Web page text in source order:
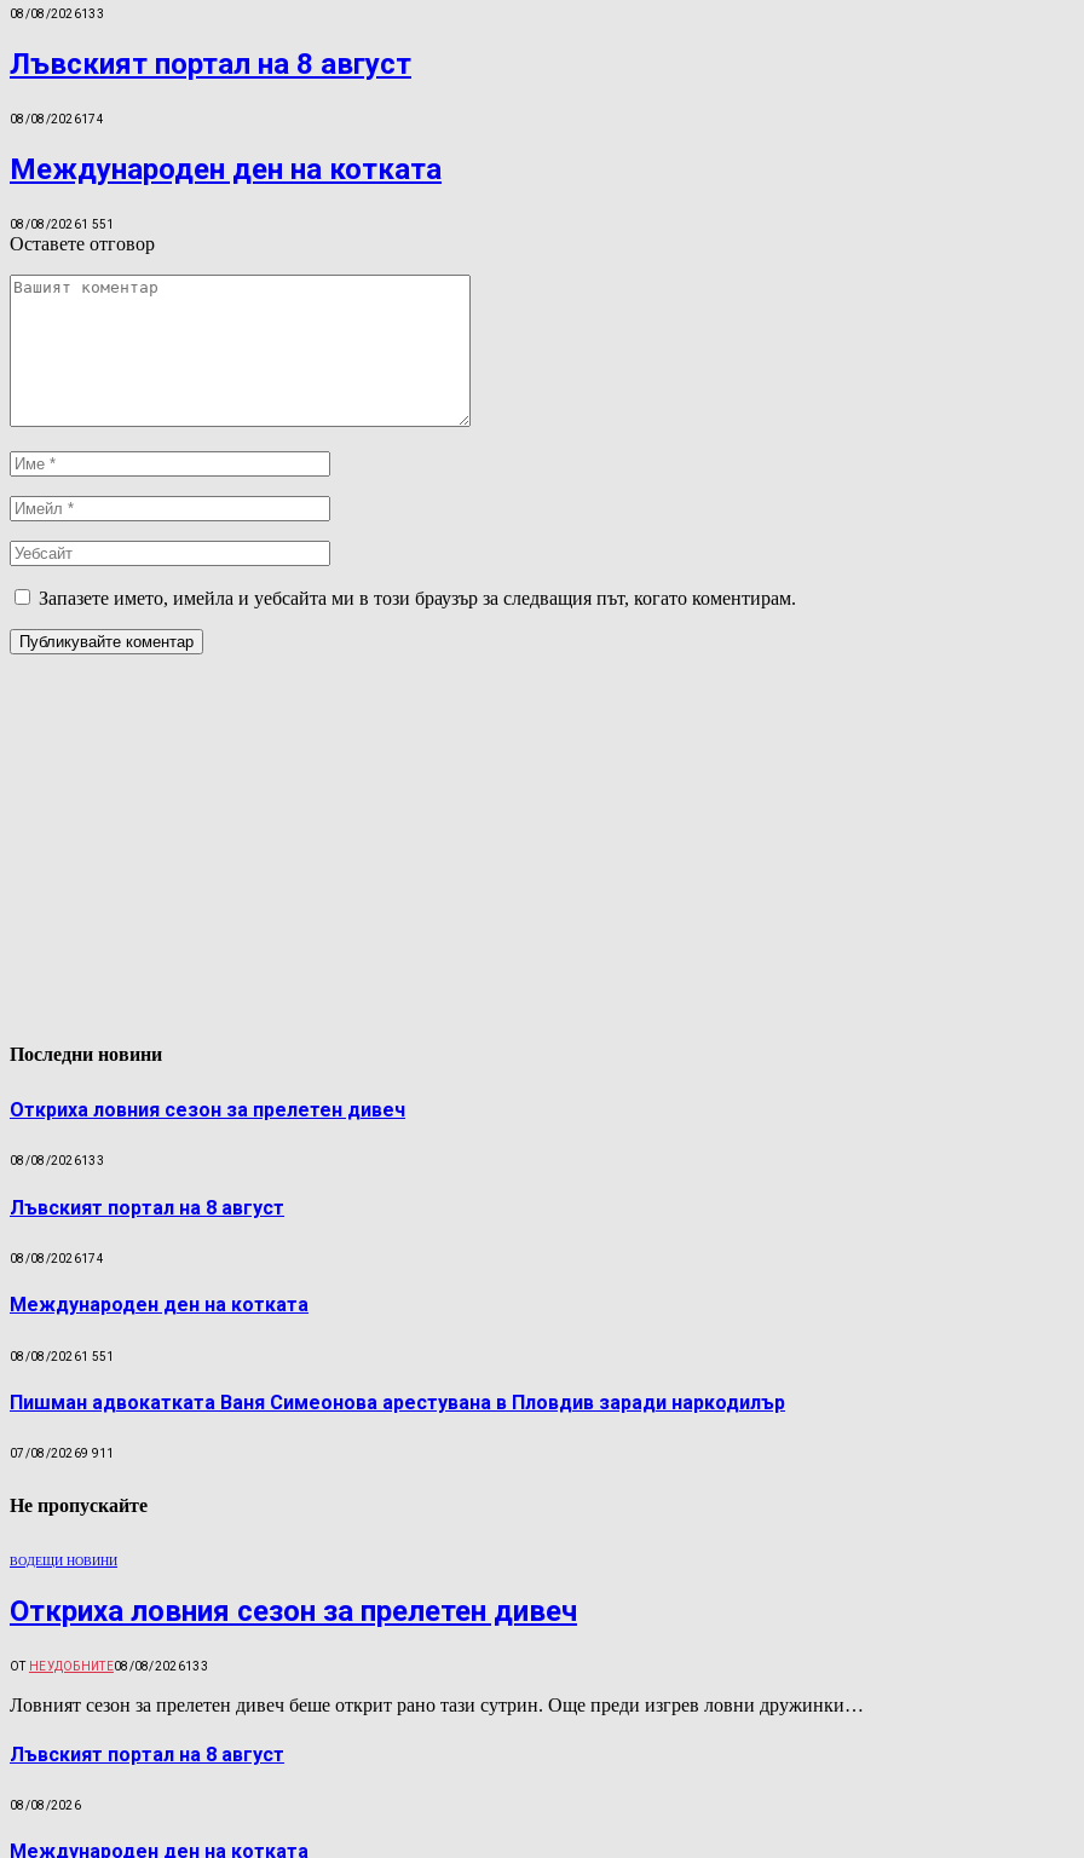
08/08/2026133
Лъвският портал на 8 август
08/08/2026174
Международен ден на котката
08/08/20261 551
Оставете отговор
Запазете името, имейла и уебсайта ми в този браузър за следващия път, когато коментирам.
Последни новини
Откриха ловния сезон за прелетен дивеч
08/08/2026133
Лъвският портал на 8 август
08/08/2026174
Международен ден на котката
08/08/20261 551
Пишман адвокатката Ваня Симеонова арестувана в Пловдив заради наркодилър
07/08/20269 911
Не пропускайте
ВОДЕЩИ НОВИНИ
Откриха ловния сезон за прелетен дивеч
ОТ НЕУДОБНИТЕ08/08/2026133
Ловният сезон за прелетен дивеч беше открит рано тази сутрин. Още преди изгрев ловни дружинки…
Лъвският портал на 8 август
08/08/2026
Международен ден на котката